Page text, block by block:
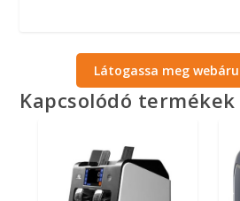
Látogassa meg
Kapcsolódó termékek